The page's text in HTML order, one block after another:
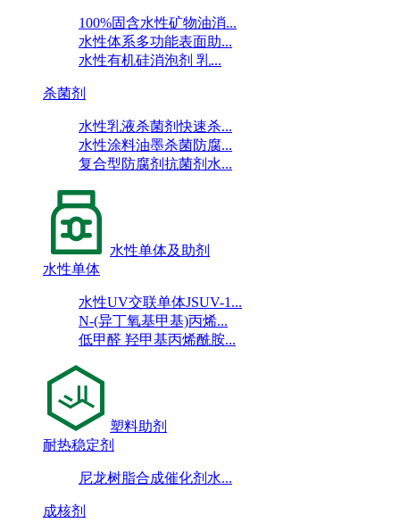
100%固含水性矿物油消...
水性体系多功能表面助...
水性有机硅消泡剂 乳...
杀菌剂
水性乳液杀菌剂快速杀...
水性涂料油墨杀菌防腐...
复合型防腐剂抗菌剂水...
水性单体及助剂
水性单体
水性UV交联单体JSUV-1...
N-(异丁氧基甲基)丙烯...
低甲醛 羟甲基丙烯酰胺...
塑料助剂
耐热稳定剂
尼龙树脂合成催化剂水...
成核剂